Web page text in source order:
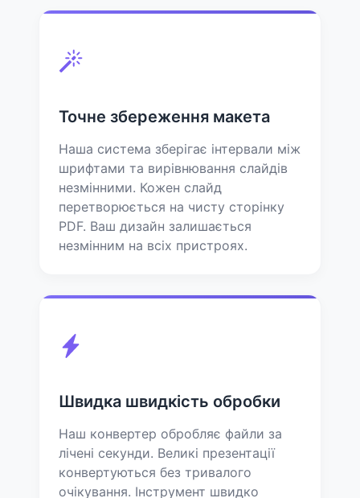
Точне збереження макета
Наша система зберігає інтервали між
шрифтами та вирівнювання слайдів
незмінними. Кожен слайд
перетворюється на чисту сторінку
PDF. Ваш дизайн залишається
незмінним на всіх пристроях.
Швидка швидкість обробки
Наш конвертер обробляє файли за
лічені секунди. Великі презентації
конвертуються без тривалого
очікування. Інструмент швидко